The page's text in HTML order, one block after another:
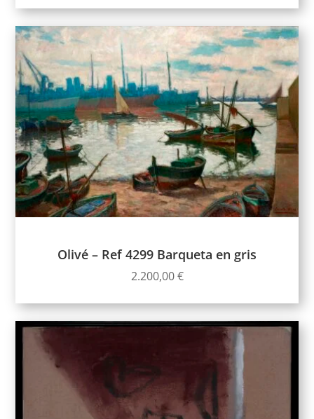
Olivé – Ref 4299 Barqueta en gris
2.200,00€